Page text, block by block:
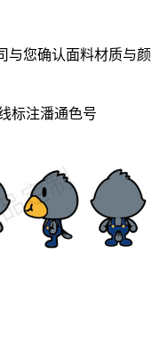
与您确认面料材质与颜
标注潘通色号